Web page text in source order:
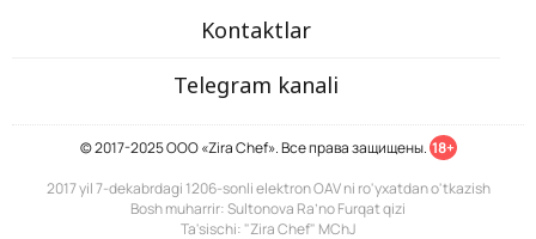
Kontaktlar
Telegram kanali
© 2017-2025 ООО «Zira Chef». Все права защищены. 18+
2017 yil 7-dekabrdagi 1206-sonli elektron OAV ni ro'yxatdan o'tkazish
Bosh muharrir: Sultonova Ra’no Furqat qizi
Ta'sischi: "Zira Chef" MChJ